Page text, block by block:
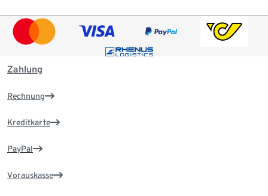
Zahlung
Rechnung
Kreditkarte
PayPal
Vorauskasse